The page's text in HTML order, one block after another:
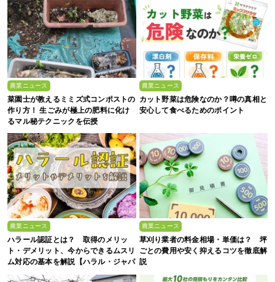
農業ニュース
菜園士が教えるミミズ式コンポストの
作り方！ 生ごみが極上の肥料に化け
るマル秘テクニックを伝授
農業ニュース
カット野菜は危険なのか？噂の真相と
安心して食べるためのポイント
農業ニュース
ハラール認証とは？ 取得のメリッ
ト・デメリット、今からできるムスリ
ム対応の基本を解説【ハラル・ジャパ
ン協会監修】
農業ニュース
草刈り業者の料金相場・単価は？ 坪
ごとの費用や安く抑えるコツを徹底解
説